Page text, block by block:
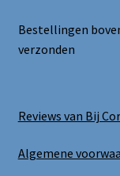
Bestellingen
verzonden
Reviews van Bij
Algemene